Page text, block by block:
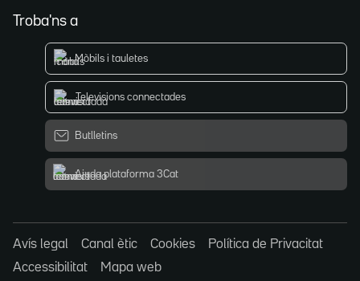
Troba'ns a
Mòbils i tauletes
Televisions connectades
Butlletins
Ajuda plataforma 3Cat
Avís legal Canal ètic Cookies
Política de Privacitat
Accessibilitat
Mapa web